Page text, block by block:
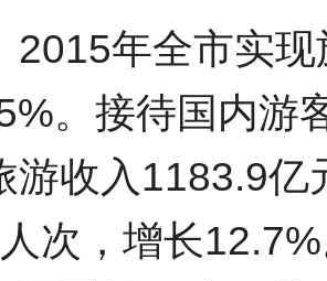
2015年全市实
。接待国内游
游收入1183.9
次，增长